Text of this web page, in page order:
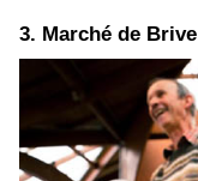
3. Marché de Brive